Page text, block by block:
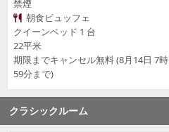
禁煙
朝食ビュッフェ
クイーンベッド 1 台
22平米
期限までキャンセル無料 (8月14日 7時
59分まで)
クラシックルーム